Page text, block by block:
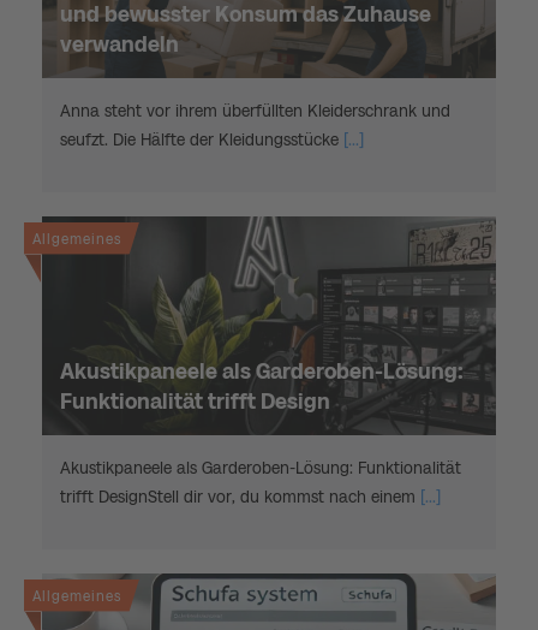
und bewusster Konsum das Zuhause
verwandeln
Anna steht vor ihrem überfüllten Kleiderschrank und
seufzt. Die Hälfte der Kleidungsstücke [...]
Allgemeines
Akustikpaneele als Garderoben-Lösung:
Funktionalität trifft Design
Akustikpaneele als Garderoben-Lösung: Funktionalität
trifft DesignStell dir vor, du kommst nach einem [...]
Allgemeines